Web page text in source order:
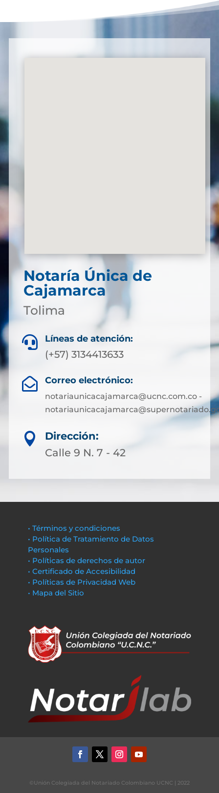
Notaría Única de
Cajamarca
Tolima
 Líneas de atención:
(+57) 3134413633
 Correo electrónico:
notariaunicacajamarca@ucnc.com.co -

Dirección:
Calle 9 N. 7 - 42
• Términos y condiciones
• Política de Tratamiento de Datos
Personales
• Políticas de derechos de autor
• Certificado de Accesibilidad
• Políticas de Privacidad Web
• Mapa del Sitio
©Unión Colegiada del Notariado Colombiano UCNC | 2022